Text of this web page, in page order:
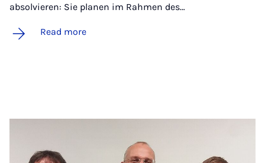
absolvieren: Sie planen im Rahmen des…
Read more